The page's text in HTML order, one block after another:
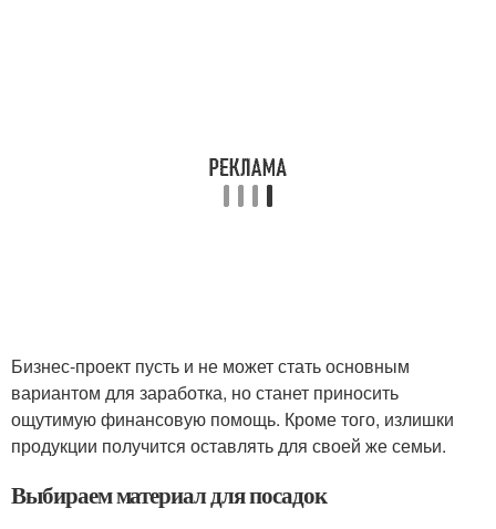
Бизнес-проект пусть и не может стать основным
вариантом для заработка, но станет приносить
ощутимую финансовую помощь. Кроме того, излишки
продукции получится оставлять для своей же семьи.
Выбираем материал для посадок